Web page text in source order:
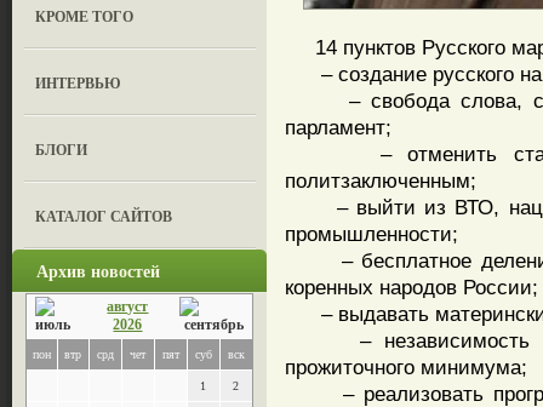
КРОМЕ ТОГО
ИНТЕРВЬЮ
БЛОГИ
КАТАЛОГ САЙТОВ
Архив новостей
август
2026
пон втр срд чет пят суб вск
1 2
14 пунктов Русского
– создание русского
– свобода слова,
парламент;
– отменить
политзаключенным;
– выйти из ВТО,
промышленности;
– бесплатное
коренных народов России;
– выдавать
– независимость
прожиточного минимума;
– реализовать